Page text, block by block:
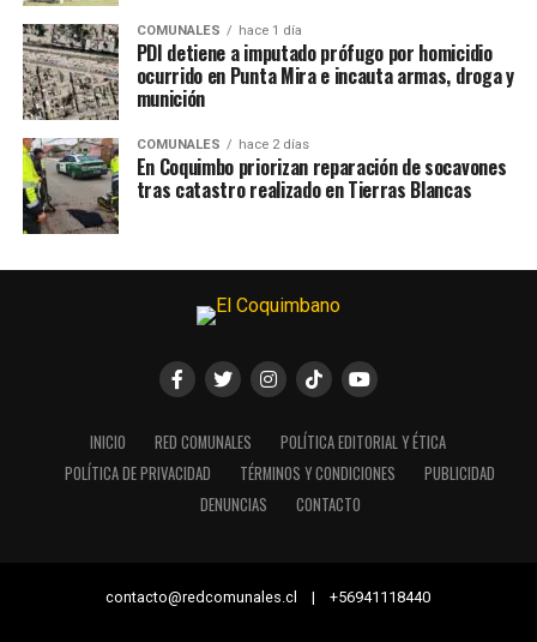
COMUNALES hace 1 día
PDI detiene a imputado prófugo por homicidio
ocurrido en Punta Mira e incauta armas, droga y
munición
COMUNALES hace 2 días
En Coquimbo priorizan reparación de socavones
tras catastro realizado en Tierras Blancas
INICIO RED COMUNALES
POLÍTICA EDITORIAL Y ÉTICA
POLÍTICA DE PRIVACIDAD
TÉRMINOS Y CONDICIONES
PUBLICIDAD
DENUNCIAS
CONTACTO
contacto@redcomunales.cl | +56941118440